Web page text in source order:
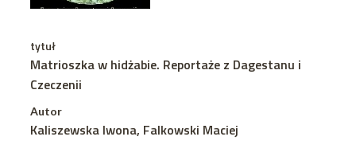
tytuł
Matrioszka w hidżabie. Reportaże z Dagestanu i
Czeczenii
Autor
Kaliszewska Iwona, Falkowski Maciej